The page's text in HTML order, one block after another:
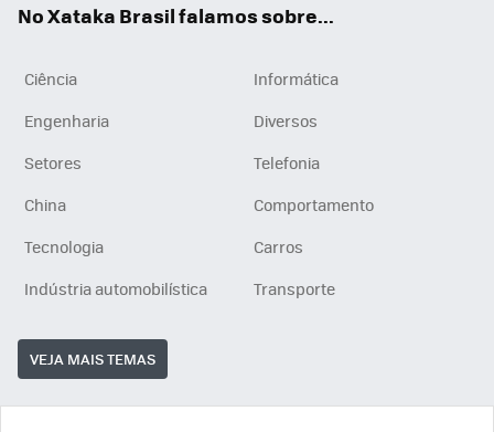
No Xataka Brasil falamos sobre...
Ciência
Informática
Engenharia
Diversos
Setores
Telefonia
China
Comportamento
Tecnologia
Carros
Indústria automobilística
Transporte
VEJA MAIS TEMAS